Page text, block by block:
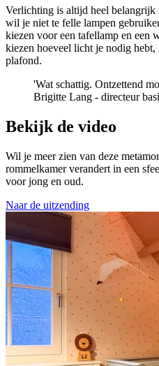
Verlichting is altijd heel belangrijk
wil je niet te felle lampen
kiezen voor een tafellamp en een
kiezen hoeveel licht je nodig hebt,
plafond.
'Wat schattig. Ontzettend
Brigitte Lang - directeur
Bekijk de video
Wil je meer zien van deze
rommelkamer verandert in een
voor jong en oud.
Naar de uitzending